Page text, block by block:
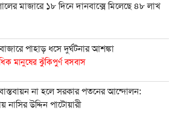
মাজারে ১৮ দিনে দানবাক্সে মিলেছে ৪৮ লাখ
পাহাড় ধসে দুর্ঘটনার আশঙ্কা
মানুষের ঝুঁকিপুর্ণ বসবাস
বাস্তবায়ন না হলে সরকার পতনের আন্দোলন:
নাসির উদ্দিন পাটোয়ারী